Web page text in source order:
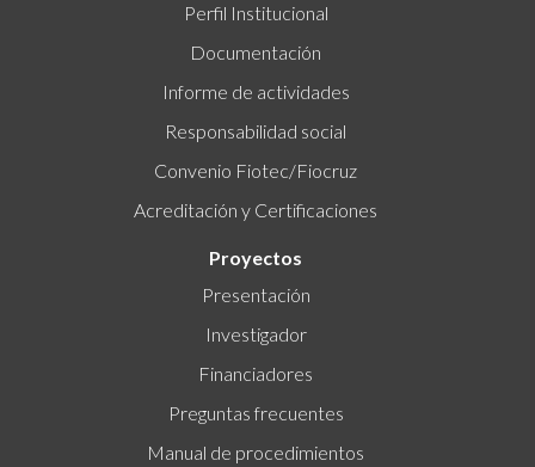
Perfil Institucional
Documentación
Informe de actividades
Responsabilidad social
Convenio Fiotec/Fiocruz
Acreditación y Certificaciones
Proyectos
Presentación
Investigador
Financiadores
Preguntas frecuentes
Manual de procedimientos